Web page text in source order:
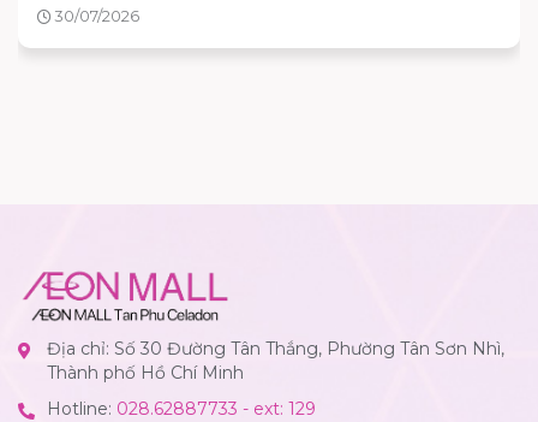
30/07/2026
Địa chỉ: Số 30 Đường Tân Thắng, Phường Tân Sơn Nhì,
Thành phố Hồ Chí Minh
Hotline: 028.62887733 - ext: 129